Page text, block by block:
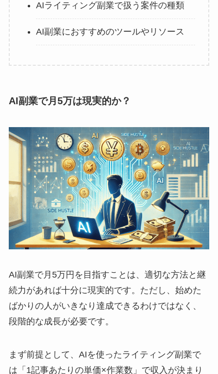
AIライティング副業で扱う案件の種類
AI副業におすすめのツールやリソース
AI副業で月5万は現実的か？
AI副業で月5万円を目指すことは、適切な方法と継
続力があれば十分に現実的です。ただし、始めた
ばかりの人がいきなり達成できるわけではなく、
段階的な成長が必要です。
まず前提として、AIを使ったライティング副業で
は「1記事あたりの単価×作業数」で収入が決まり